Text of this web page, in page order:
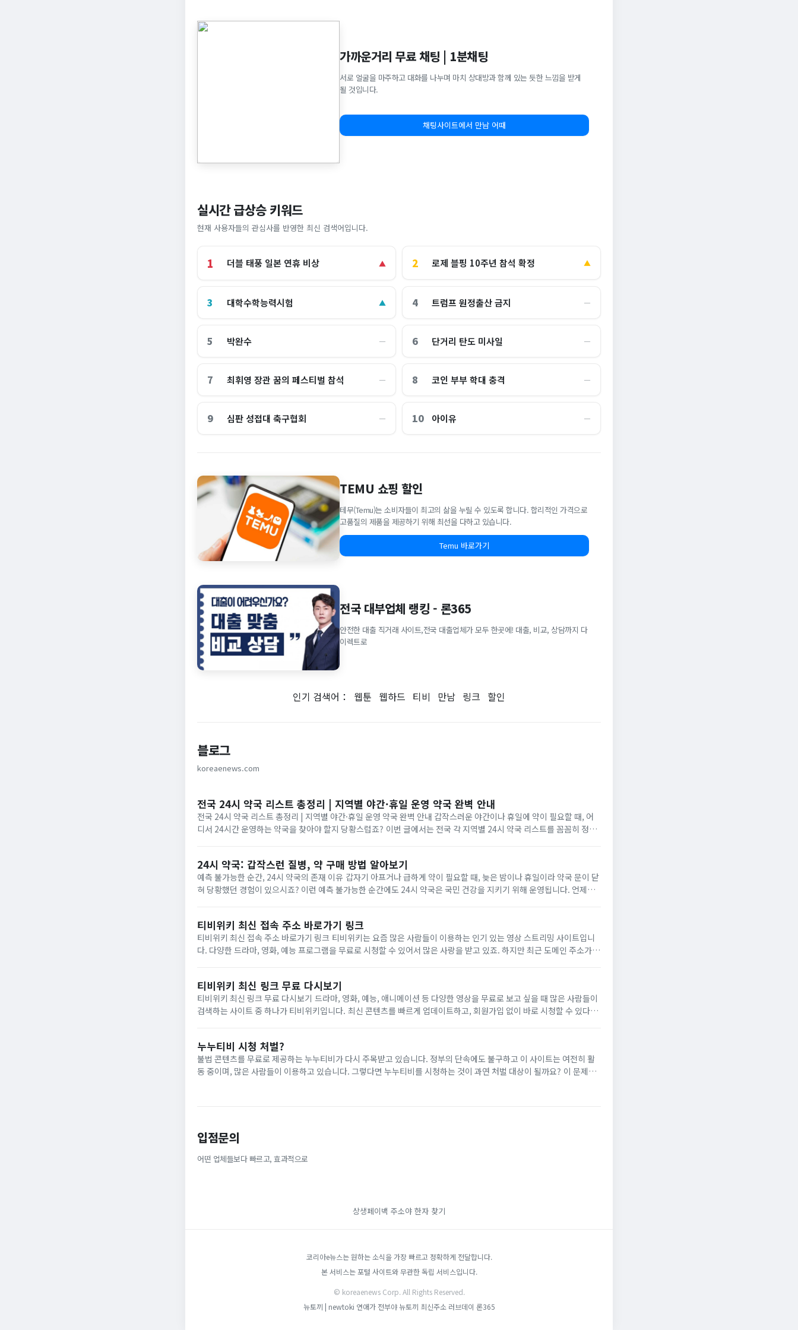
가까운거리 무료 채팅 | 1분채팅
서로 얼굴을 마주하고 대화를 나누며 마치 상대방과 함께 있는 듯한 느낌을 받게
될 것입니다.
채팅사이트에서 만남 어때
실시간 급상승 키워드
현재 사용자들의 관심사를 반영한 최신 검색어입니다.
1 더블 태풍 일본 연휴 비상 ▲ 2 로제 블핑 10주년 참석 확정 ▲
3 대학수학능력시험 ▲ 4 트럼프 원정출산 금지 ―
5 박완수 ― 6 단거리 탄도 미사일 ―
7 최휘영 장관 꿈의 페스티벌 참석 ― 8 코인 부부 학대 충격 ―
9 심판 성접대 축구협회 ― 10 아이유 ―
TEMU 쇼핑 할인
테무(Temu)는 소비자들이 최고의 삶을 누릴 수 있도록 합니다. 합리적인 가격으로
고품질의 제품을 제공하기 위해 최선을 다하고 있습니다.
Temu 바로가기
전국 대부업체 랭킹 - 론365
안전한 대출 직거래 사이트,전국 대출업체가 모두 한곳에! 대출, 비교, 상담까지 다
이렉트로
인기 검색어： 웹툰 웹하드 티비 만남 링크 할인
블로그
koreaenews.com
전국 24시 약국 리스트 총정리 | 지역별 야간·휴일 운영 약국 완벽 안내
전국 24시 약국 리스트 총정리 | 지역별 야간·휴일 운영 약국 완벽 안내 갑작스러운 야간이나 휴일에 약이 필요할 때, 어
디서 24시간 운영하는 약국을 찾아야 할지 당황스럽죠? 이번 글에서는 전국 각 지역별 24시 약국 리스트를 꼼꼼히 정리
24시 약국: 갑작스런 질병, 약 구매 방법 알아보기
예측 불가능한 순간, 24시 약국의 존재 이유 갑자기 아프거나 급하게 약이 필요할 때, 늦은 밤이나 휴일이라 약국 문이 닫
혀 당황했던 경험이 있으시죠? 이런 예측 불가능한 순간에도 24시 약국은 국민 건강을 지키기 위해 운영됩니다. 언제든
티비위키 최신 접속 주소 바로가기 링크
티비위키 최신 접속 주소 바로가기 링크 티비위키는 요즘 많은 사람들이 이용하는 인기 있는 영상 스트리밍 사이트입니
다. 다양한 드라마, 영화, 예능 프로그램을 무료로 시청할 수 있어서 많은 사랑을 받고 있죠. 하지만 최근 도메인 주소가
티비위키 최신 링크 무료 다시보기
티비위키 최신 링크 무료 다시보기 드라마, 영화, 예능, 애니메이션 등 다양한 영상을 무료로 보고 싶을 때 많은 사람들이
검색하는 사이트 중 하나가 티비위키입니다. 최신 콘텐츠를 빠르게 업데이트하고, 회원가입 없이 바로 시청할 수 있다는
누누티비 시청 처벌?
불법 콘텐츠를 무료로 제공하는 누누티비가 다시 주목받고 있습니다. 정부의 단속에도 불구하고 이 사이트는 여전히 활
동 중이며, 많은 사람들이 이용하고 있습니다. 그렇다면 누누티비를 시청하는 것이 과연 처벌 대상이 될까요? 이 문제는
입점문의
어떤 업체들보다 빠르고, 효과적으로
상생페이백 주소야 한자 찾기
코리아e뉴스는 원하는 소식을 가장 빠르고 정확하게 전달합니다.
본 서비스는 포털 사이트와 무관한 독립 서비스입니다.
© koreaenews Corp. All Rights Reserved.
뉴토끼 | newtoki 연애가 전부야 뉴토끼 최신주소 러브데이 론365